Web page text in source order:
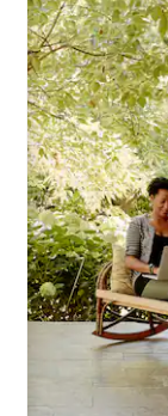
och nedåtpilarna